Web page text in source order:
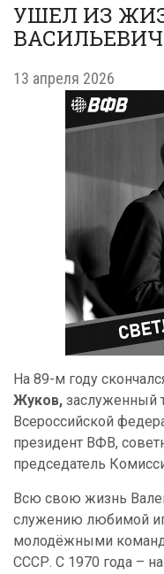
УШЕЛ ИЗ
13 апреля 2026
На 89-м году
Жуков, заслуженный
Всероссийской
президент ВФВ,
председатель
Всю свою жизнь
служению любимой
молодёжными
СССР. С 1970 года –